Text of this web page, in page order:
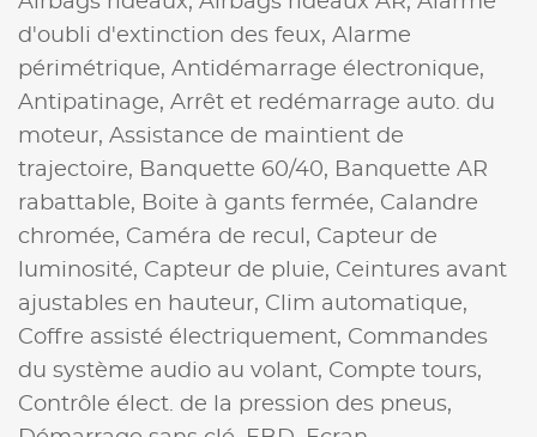
d'oubli d'extinction des feux, Alarme
périmétrique, Antidémarrage électronique,
Antipatinage, Arrêt et redémarrage auto. du
moteur, Assistance de maintient de
trajectoire, Banquette 60/40, Banquette AR
rabattable, Boite à gants fermée, Calandre
chromée, Caméra de recul, Capteur de
luminosité, Capteur de pluie, Ceintures avant
ajustables en hauteur, Clim automatique,
Coffre assisté électriquement, Commandes
du système audio au volant, Compte tours,
Contrôle élect. de la pression des pneus,